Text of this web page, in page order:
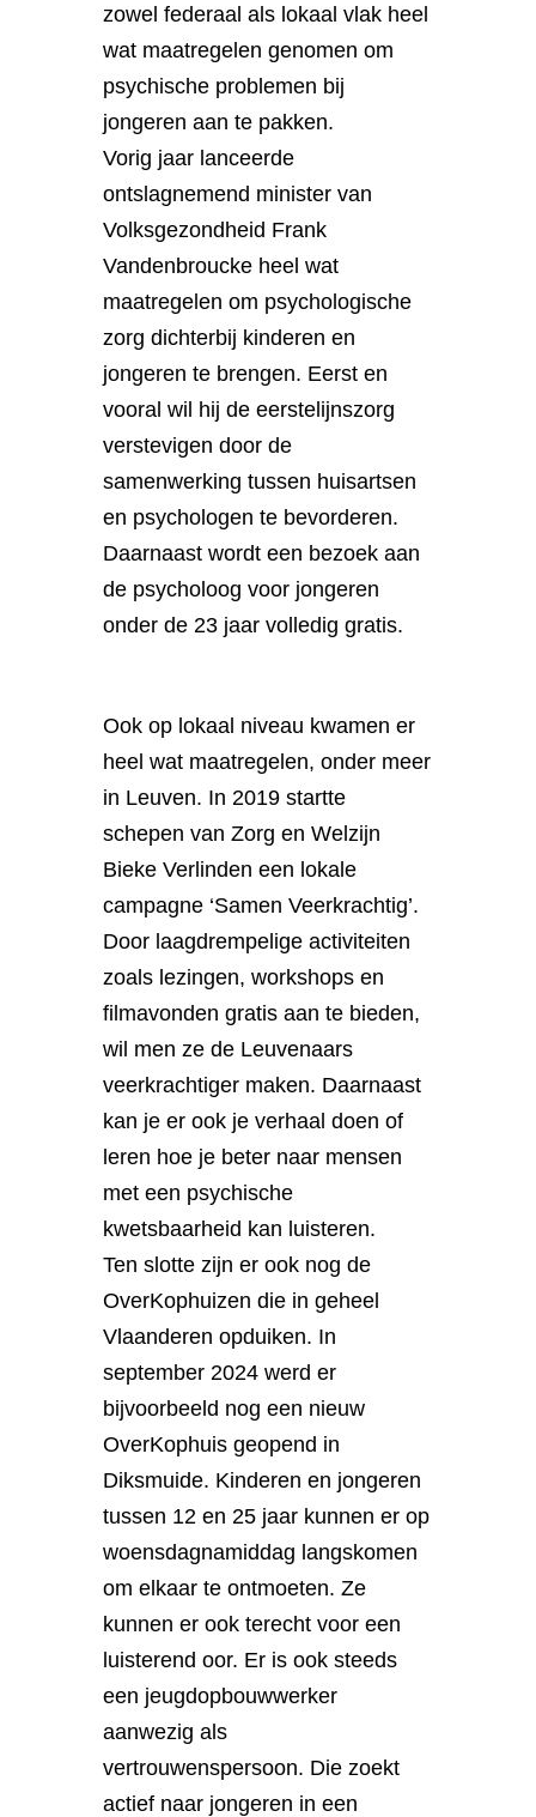
zowel federaal als lokaal vlak heel
wat maatregelen genomen om
psychische problemen bij
jongeren aan te pakken.
Vorig jaar lanceerde
ontslagnemend minister van
Volksgezondheid Frank
Vandenbroucke heel wat
maatregelen om psychologische
zorg dichterbij kinderen en
jongeren te brengen. Eerst en
vooral wil hij de eerstelijnszorg
verstevigen door de
samenwerking tussen huisartsen
en psychologen te bevorderen.
Daarnaast wordt een bezoek aan
de psycholoog voor jongeren
onder de 23 jaar volledig gratis.
Ook op lokaal niveau kwamen er
heel wat maatregelen, onder meer
in Leuven. In 2019 startte
schepen van Zorg en Welzijn
Bieke Verlinden een lokale
campagne ‘Samen Veerkrachtig’.
Door laagdrempelige activiteiten
zoals lezingen, workshops en
filmavonden gratis aan te bieden,
wil men ze de Leuvenaars
veerkrachtiger maken. Daarnaast
kan je er ook je verhaal doen of
leren hoe je beter naar mensen
met een psychische
kwetsbaarheid kan luisteren.
Ten slotte zijn er ook nog de
OverKophuizen die in geheel
Vlaanderen opduiken. In
september 2024 werd er
bijvoorbeeld nog een nieuw
OverKophuis geopend in
Diksmuide. Kinderen en jongeren
tussen 12 en 25 jaar kunnen er op
woensdagnamiddag langskomen
om elkaar te ontmoeten. Ze
kunnen er ook terecht voor een
luisterend oor. Er is ook steeds
een jeugdopbouwwerker
aanwezig als
vertrouwenspersoon. Die zoekt
actief naar jongeren in een